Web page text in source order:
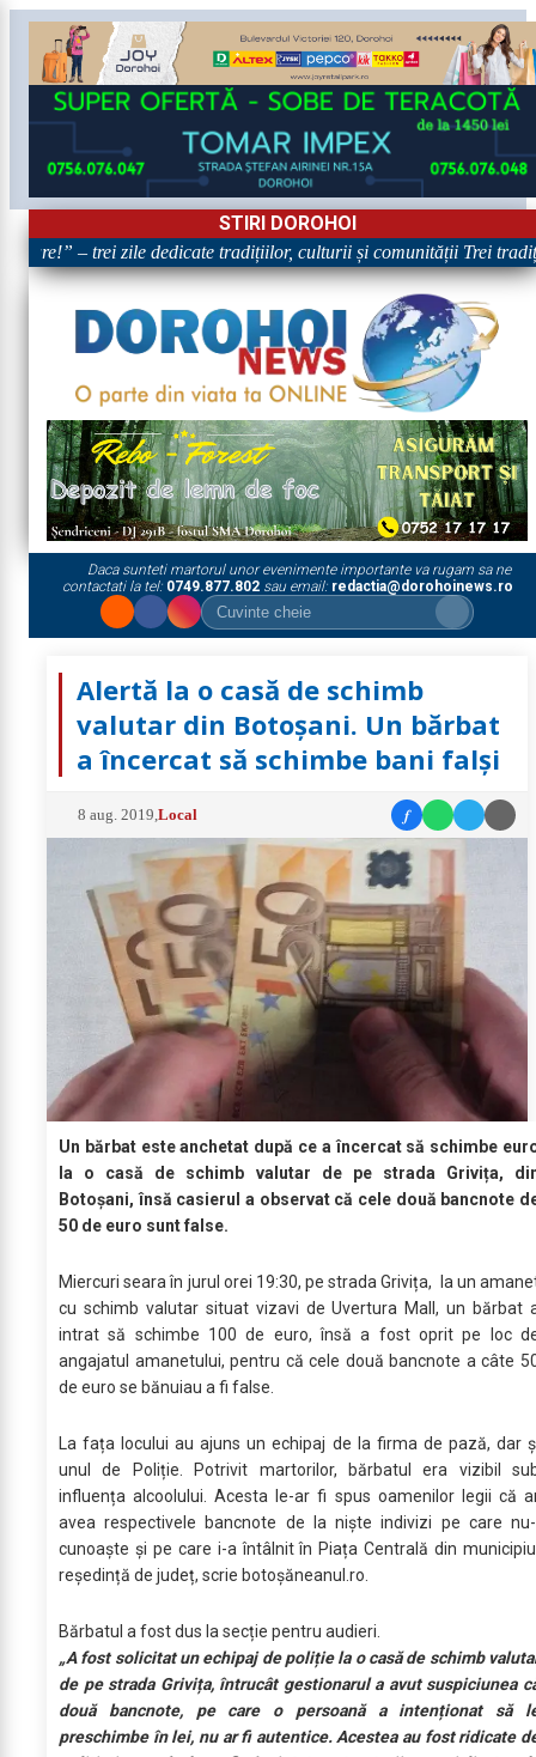
STIRI DOROHOI
– trei zile dedicate tradițiilor, culturii și comunității Trei
Daca sunteti martorul unor evenimente importante va rugam sa ne
contactati la tel: 0749.877.802sau email: redactia@dorohoinews.ro
Alertă la o casă de schimb
valutar din Botoșani. Un bărbat
a încercat să schimbe bani falși
8 aug. 2019 ,Local f
Un bărbat este anchetat după ce a încercat să schimbe
la o casă de schimb valutar de pe strada Grivița,
Botoșani, însă casierul a observat că cele două bancnote
50 de euro sunt false.
Miercuri seara în jurul orei 19:30, pe strada Grivița, la un
cu schimb valutar situat vizavi de Uvertura Mall, un bărbat
intrat să schimbe 100 de euro, însă a fost oprit pe loc
angajatul amanetului, pentru că cele două bancnote a câte
de euro se bănuiau a fi false.
La fața locului au ajuns un echipaj de la firma de pază, dar
unul de Poliție. Potrivit martorilor, bărbatul era vizibil
influența alcoolului. Acesta le-ar fi spus oamenilor legii că
avea respectivele bancnote de la niște indivizi pe care
cunoaște și pe care i-a întâlnit în Piața Centrală din
reședință de județ, scrie botoșăneanul.ro.
Bărbatul a fost dus la secție pentru audieri.
„A fost solicitat un echipaj de poliție la o casă de schimb
de pe strada Grivița, întrucât gestionarul a avut suspiciunea
două bancnote, pe care o persoană a intenționat să
preschimbe în lei, nu ar fi autentice. Acestea au fost ridicate